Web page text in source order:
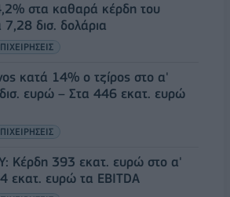
στα καθαρά κέρδη του
δισ. δολάρια
κατά 14% ο τζίρος στο α'
ευρώ – Στα 446 εκατ. ευρώ
Κέρδη 393 εκατ. ευρώ στο α'
εκατ. ευρώ τα EBITDA